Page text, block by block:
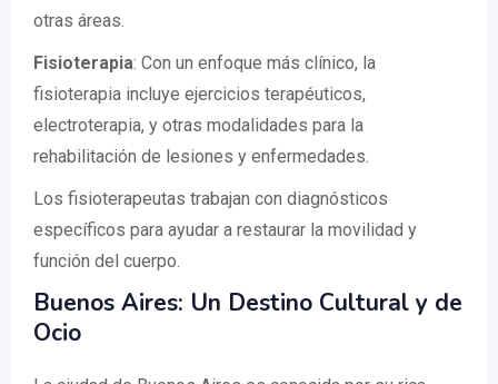
otras áreas.
Fisioterapia: Con un enfoque más clínico, la
fisioterapia incluye ejercicios terapéuticos,
electroterapia, y otras modalidades para la
rehabilitación de lesiones y enfermedades.
Los fisioterapeutas trabajan con diagnósticos
específicos para ayudar a restaurar la movilidad y
función del cuerpo.
Buenos Aires: Un Destino Cultural y de
Ocio